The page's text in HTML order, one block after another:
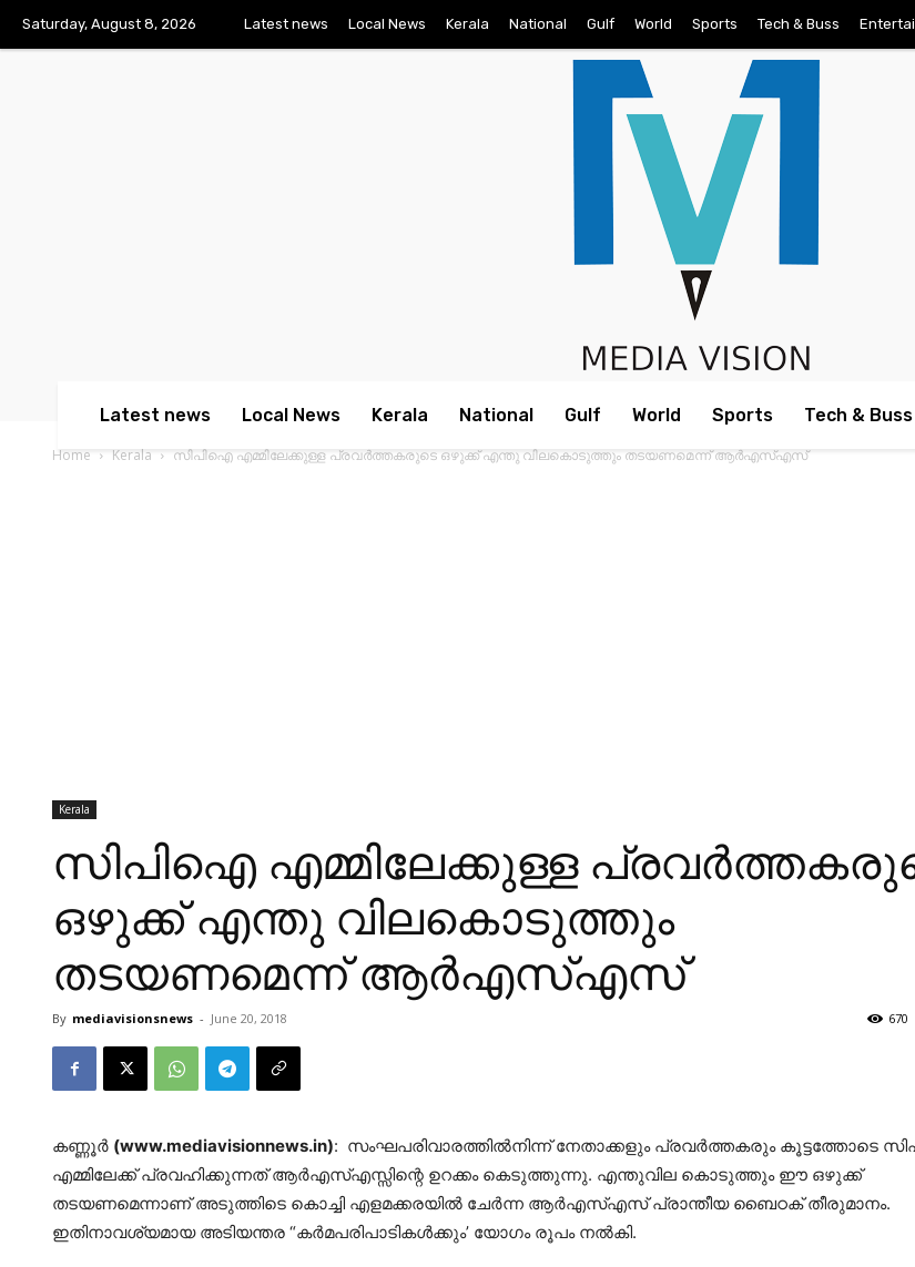
Saturday, August 8, 2026 Latest news Local News Kerala National Gulf World Sports Tech & Buss
Latest news Local News Kerala National Gulf World Sports Tech & Buss
Home Kerala സിപിഐ എമ്മിലേക്കുള്ള പ്രവര്‍ത്തകരുടെ ഒഴുക്ക് എന്തു വിലകൊടുത്തും തടയണമെന്ന്‌ ആര്‍എസ്‌എസ്
Kerala
സിപിഐ എമ്മിലേക്കുള്ള
ഒഴുക്ക് എന്തു വിലകൊടുത്തും
തടയണമെന്ന്‌ ആര്‍എസ്‌എസ്
By mediavisionsnews - June 20, 2018 670
കണ്ണൂര്‍ (www.mediavisionnews.in): സംഘപരിവാരത്തില്‍നിന്ന് നേതാക്കളും പ്രവര്‍ത്തകരും കൂട്ടത്തോടെ
എമ്മിലേക്ക് പ്രവഹിക്കുന്നത് ആര്‍എസ്‌എസ്സിന്റെ ഉറക്കം കെടുത്തുന്നു. എന്തുവില കൊടുത്തും ഈ ഒഴുക്ക്
തടയണമെന്നാണ് അടുത്തിടെ കൊച്ചി എളമക്കരയില്‍ ചേര്‍ന്ന ആര്‍എസ്‌എസ് പ്രാന്തീയ ബൈഠക് തീരുമാനം.
ഇതിനാവശ്യമായ അടിയന്തര “കര്‍മപരിപാടികള്‍ക്കും’ യോഗം രൂപം നല്‍കി.